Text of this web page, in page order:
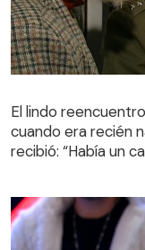
cuando era recién
recibió: “Había un
El lindo
cuando era recién
recibió: “Había un